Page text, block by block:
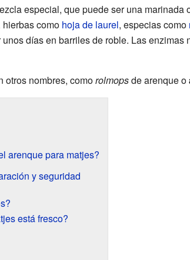
especial, que puede ser una
hierbas como hoja de laurel, especias como
días en barriles de roble. Las
otros nombres, comorolmopsde arenque o
arenque para matjes?
y seguridad
está fresco?